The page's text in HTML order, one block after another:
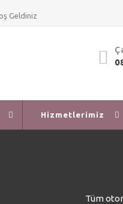
Geldiniz
Hizmetlerimiz
Tüm